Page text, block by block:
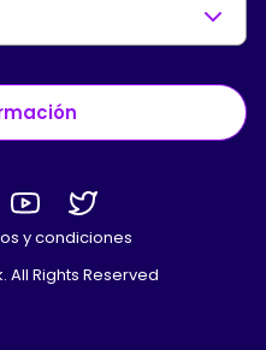
y condiciones
All Rights Reserved